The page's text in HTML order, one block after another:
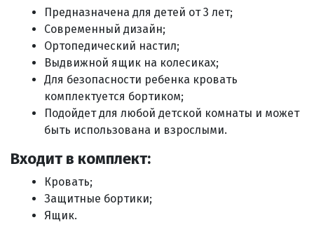
Предназначена для детей от 3 лет;
Современный дизайн;
Ортопедический настил;
Выдвижной ящик на колесиках;
Для безопасности ребенка кровать
комплектуется бортиком;
Подойдет для любой детской комнаты и может
быть использована и взрослыми.
Входит в комплект:
Кровать;
Защитные бортики;
Ящик.